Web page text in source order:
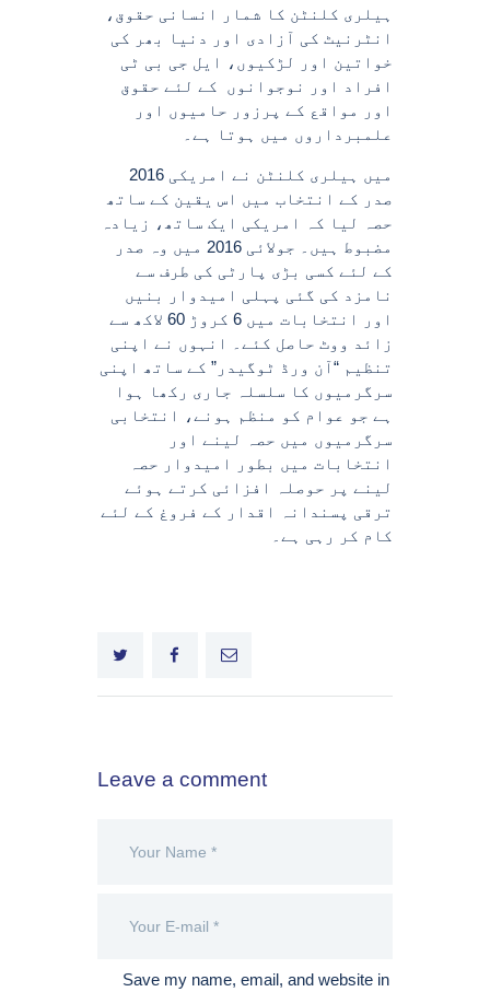
ہیلری کلنٹن کا شمار انسانی حقوق،
انٹرنیٹ کی آزادی اور دنیا بھر کی
خواتین اور لڑکیوں، ایل جی بی ٹی
افراد اور نوجوانوں کے لئے حقوق
اور مواقع کے پرزور حامیوں اور
علمبرداروں میں ہوتا ہے۔
2016 میں ہیلری کلنٹن نے امریکی
صدر کے انتخاب میں اس یقین کے ساتھ
حصہ لیا کہ امریکی ایک ساتھ، زیادہ
مضبوط ہیں۔ جولائی 2016 میں وہ صدر
کے لئے کسی بڑی پارٹی کی طرف سے
نامزد کی گئی پہلی امیدوار بنیں
اور انتخابات میں 6 کروڑ 60 لاکھ سے
زائد ووٹ حاصل کئے۔ انہوں نے اپنی
تنظیم “آن ورڈ ٹوگیدر” کے ساتھ اپنی
سرگرمیوں کا سلسلہ جاری رکھا ہوا
ہے جو عوام کو منظم ہونے، انتخابی
سرگرمیوں میں حصہ لینے اور
انتخابات میں بطور امیدوار حصہ
لینے پر حوصلہ افزائی کرتے ہوئے
ترقی پسندانہ اقدار کے فروغ کے لئے
کام کر رہی ہے۔
Leave a comment
Save my name, email, and website in